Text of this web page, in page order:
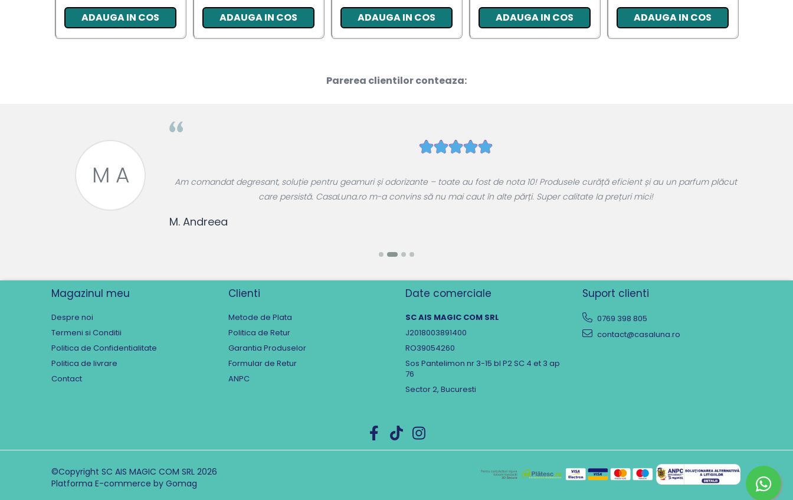
Cosmetice Auto
ADAUGA IN COS ADAUGA IN COS ADAUGA IN COS ADAUGA IN COS ADAUGA IN COS
Parerea clientilor conteaza:
M A
M. Andreea
Am comandat degresant, soluție pentru geamuri și odorizante – toate au fost de nota 10! Produsele curăță eficient și au un parfum plăcut
care persistă. CasaLuna.ro m-a convins să nu mai caut în alte părți. Super calitate la prețuri mici!
Magazinul meu
Despre noi
Termeni si Conditii
Politica de Confidentialitate
Politica de livrare
Contact
Clienti
Metode de Plata
Politica de Retur
Garantia Produselor
Formular de Retur
ANPC
Date comerciale
SC AIS MAGIC COM SRL
J2018003891400
RO39054260
Sos Pantelimon nr 3-15 bl P2 SC 4 et 3 ap
76
Sector 2, Bucuresti
Suport clienti
0769 398 805
contact@casaluna.ro
©Copyright SC AIS MAGIC COM SRL 2026
Platforma E-commerce by Gomag